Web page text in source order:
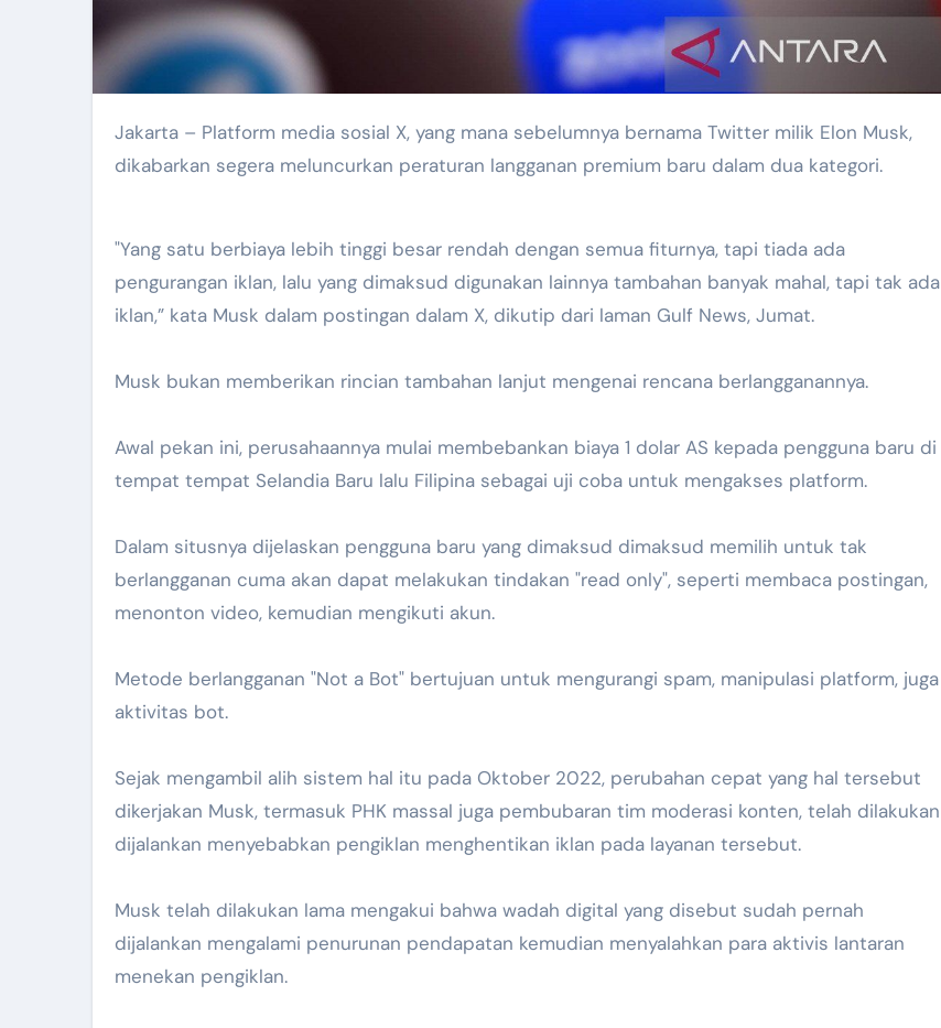
Jakarta – Platform media sosial X, yang mana sebelumnya bernama Twitter milik Elon Musk,
dikabarkan segera meluncurkan peraturan langganan premium baru dalam dua kategori.
"Yang satu berbiaya lebih tinggi besar rendah dengan semua fiturnya, tapi tiada ada
pengurangan iklan, lalu yang dimaksud digunakan lainnya tambahan banyak mahal, tapi tak ada
iklan,” kata Musk dalam postingan dalam X, dikutip dari laman Gulf News, Jumat.
Musk bukan memberikan rincian tambahan lanjut mengenai rencana berlangganannya.
Awal pekan ini, perusahaannya mulai membebankan biaya 1 dolar AS kepada pengguna baru di
tempat tempat Selandia Baru lalu Filipina sebagai uji coba untuk mengakses platform.
Dalam situsnya dijelaskan pengguna baru yang dimaksud dimaksud memilih untuk tak
berlangganan cuma akan dapat melakukan tindakan "read only", seperti membaca postingan,
menonton video, kemudian mengikuti akun.
Metode berlangganan "Not a Bot" bertujuan untuk mengurangi spam, manipulasi platform, juga
aktivitas bot.
Sejak mengambil alih sistem hal itu pada Oktober 2022, perubahan cepat yang hal tersebut
dikerjakan Musk, termasuk PHK massal juga pembubaran tim moderasi konten, telah dilakukan
dijalankan menyebabkan pengiklan menghentikan iklan pada layanan tersebut.
Musk telah dilakukan lama mengakui bahwa wadah digital yang disebut sudah pernah
dijalankan mengalami penurunan pendapatan kemudian menyalahkan para aktivis lantaran
menekan pengiklan.